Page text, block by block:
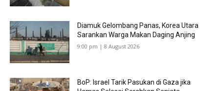
Diamuk Gelombang Panas, Korea Utara
Sarankan Warga Makan Daging Anjing
9:00 pm | 8 August 2026
BoP: Israel Tarik Pasukan di Gaza jika